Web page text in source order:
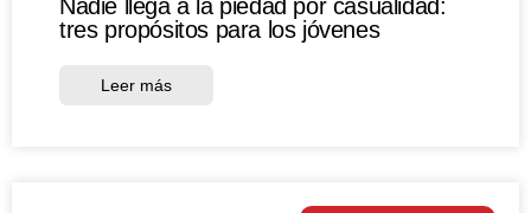
Nadie llega a la piedad por casualidad:
tres propósitos para los jóvenes
Leer más